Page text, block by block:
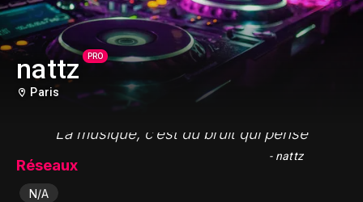
nattz PRO
Paris
"La musique, c’est du bruit qui pense"
- nattz
Réseaux
N/A